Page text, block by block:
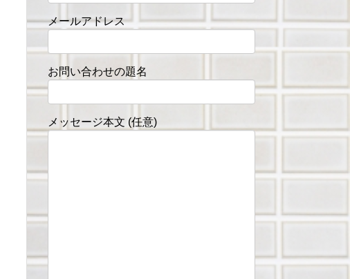
メールアドレス
お問い合わせの題名
メッセージ本文 (任意)